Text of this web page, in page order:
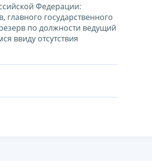
Федерации:
главного государственного
по должности ведущий
ввиду отсутствия